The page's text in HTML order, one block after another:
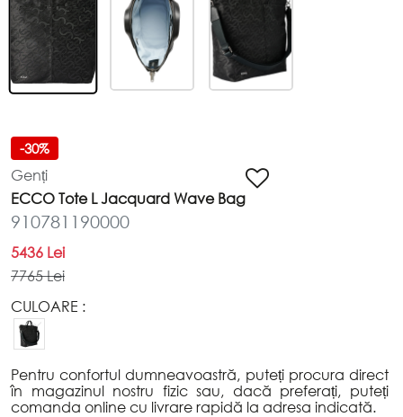
POLITICĂ ȘI TERMENI
Termeni și condiții
Politica de confidențialitate
-30%
Genți
ECCO Tote L Jacquard Wave Bag
910781190000
5436 Lei
7765 Lei
CULOARE :
Pentru confortul dumneavoastră, puteți procura direct
în magazinul nostru fizic sau, dacă preferați, puteți
comanda online cu livrare rapidă la adresa indicată.